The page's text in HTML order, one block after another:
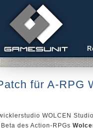
für A-RPG
WOLCEN
des Action-RPGs